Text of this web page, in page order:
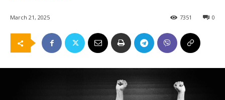
March 21, 2025 0
7351